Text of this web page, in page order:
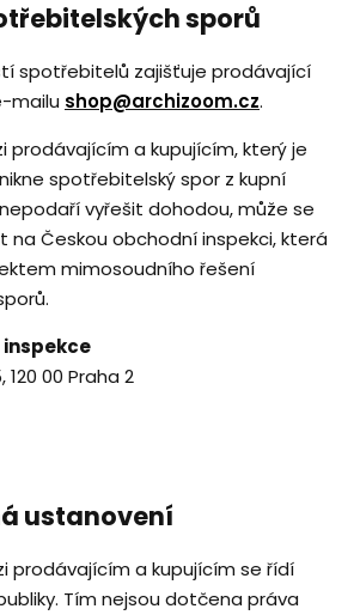
sporů
spotřebitelů zajišťuje prodávající
mailu shop@archizoom.cz.
prodávajícím a kupujícím, který je
spotřebitelský spor z kupní
vyřešit dohodou, může se
Českou obchodní inspekci, která
mimosoudního řešení
00 Praha 2
ustanovení
prodávajícím a kupujícím se řídí
Tím nejsou dotčena práva